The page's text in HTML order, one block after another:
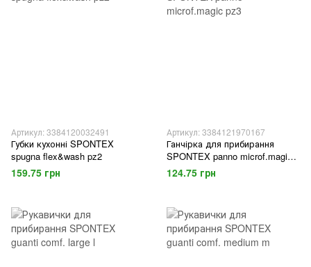
Артикул: 3384120032491
Губки кухонні SPONTEX
spugna flex&wash pz2
159.75 грн
Артикул: 3384121970167
Ганчірка для прибирання
SPONTEX panno microf.magic
pz3
124.75 грн